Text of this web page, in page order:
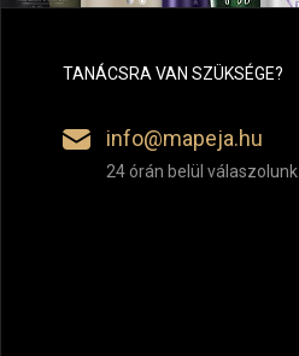
TANÁCSRA VAN SZÜKSÉGE?
info@mapeja.hu
24 órán belül válaszolunk.